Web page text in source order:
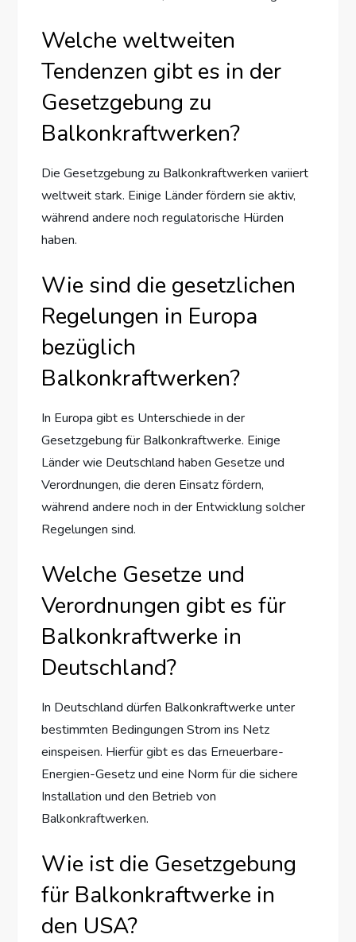
Welche weltweiten
Tendenzen gibt es in der
Gesetzgebung zu
Balkonkraftwerken?
Die Gesetzgebung zu Balkonkraftwerken variiert
weltweit stark. Einige Länder fördern sie aktiv,
während andere noch regulatorische Hürden
haben.
Wie sind die gesetzlichen
Regelungen in Europa
bezüglich
Balkonkraftwerken?
In Europa gibt es Unterschiede in der
Gesetzgebung für Balkonkraftwerke. Einige
Länder wie Deutschland haben Gesetze und
Verordnungen, die deren Einsatz fördern,
während andere noch in der Entwicklung solcher
Regelungen sind.
Welche Gesetze und
Verordnungen gibt es für
Balkonkraftwerke in
Deutschland?
In Deutschland dürfen Balkonkraftwerke unter
bestimmten Bedingungen Strom ins Netz
einspeisen. Hierfür gibt es das Erneuerbare-
Energien-Gesetz und eine Norm für die sichere
Installation und den Betrieb von
Balkonkraftwerken.
Wie ist die Gesetzgebung
für Balkonkraftwerke in
den USA?